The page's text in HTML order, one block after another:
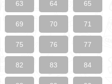
63 64 65
69 70 71
75 76 77
82 83 84